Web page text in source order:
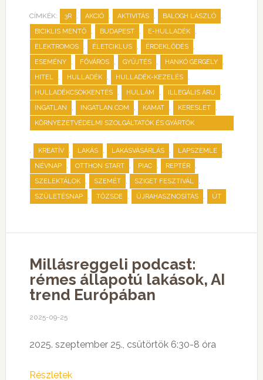
CÍMKÉK: 3R , AKCIÓ , AKTIVITÁS , BALOGH LÁSZLÓ ,
BICIKLIS MENTŐ , BUDAPEST , E-HULLADÉK ,
ELEKTROMOS , ÉLETCIKLUS , ÉRDEKLŐDÉS ,
ESEMÉNY , FŐVÁROS , GYŰJTÉS , HANKÓ GERGELY ,
HITEL , HULLADÉK , HULLADÉK-KEZELÉS ,
HULLADÉKCSÖKKENTÉS , HULLÁM , ILLEGÁLIS ÁRU ,
INGATLAN , INGATLAN.COM , KAMAT , KERESLET ,
KÖRNYEZETVÉDELMI SZOLGÁLTATÓK ÉS GYÁRTÓK
, KREATÍV , LAKÁS , LAKÁSVÁSÁRLÁS , LAPSZEMLE ,
NÉVNAP , OTTHON START , PIAC , REPTÉR ,
SZELEKTÁLOK , SZEMÉT , SZIGET FESZTIVÁL ,
SZÜLETÉSNAP , TŐZSDE , ÚJRAHASZNOSÍTÁS , ÚT
Millásreggeli podcast:
rémes állapotú lakások, AI
trend Európában
2025-09-25
2025. szeptember 25., csütörtök 6:30-8 óra
Részletek